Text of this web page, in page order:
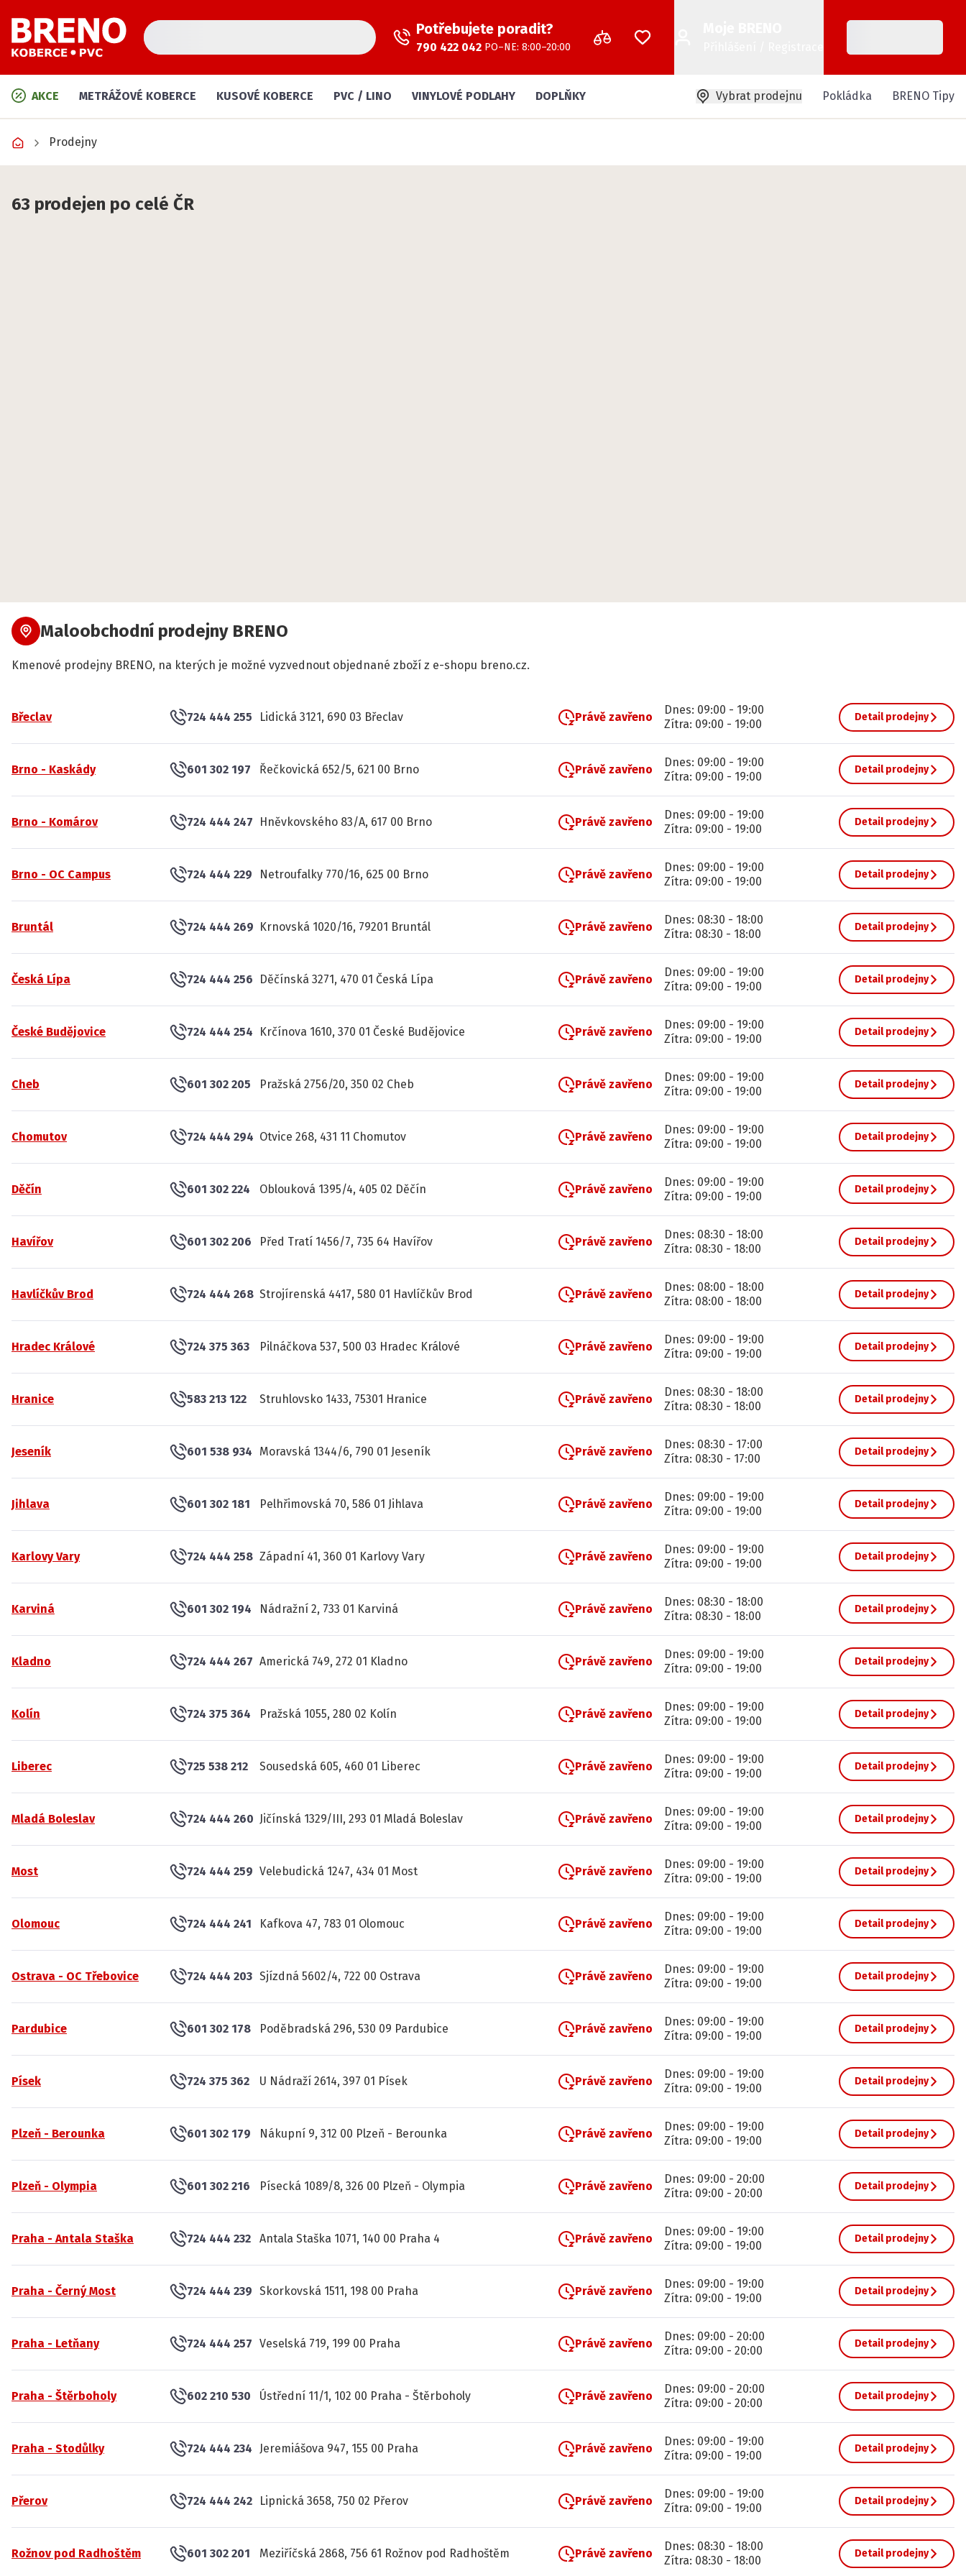
Potřebujete poradit?
790 422 042 PO–NE: 8:00–20:00
AKCE METRÁŽOVÉ KOBERCE KUSOVÉ KOBERCE PVC / LINO VINYLOVÉ PODLAHY DOPLŇKY Vybrat prodejnu Pokládka BRENO Tipy
Koberce, PVC a vinyl – největší výběr v ČR - Breno, podlaha dělá domov
Prodejny
63 prodejen po celé ČR
Maloobchodní prodejny BRENO
Kmenové prodejny BRENO, na kterých je možné vyzvednout objednané zboží z e-shopu breno.cz.
Břeclav 724 444 255 Lidická 3121, 690 03 Břeclav Právě zavřeno
Dnes: 09:00 - 19:00
Zítra: 09:00 - 19:00
Detail prodejny
Brno - Kaskády 601 302 197 Řečkovická 652/5, 621 00 Brno Právě zavřeno
Dnes: 09:00 - 19:00
Zítra: 09:00 - 19:00
Detail prodejny
Brno - Komárov 724 444 247 Hněvkovského 83/A, 617 00 Brno Právě zavřeno
Dnes: 09:00 - 19:00
Zítra: 09:00 - 19:00
Detail prodejny
Brno - OC Campus 724 444 229 Netroufalky 770/16, 625 00 Brno Právě zavřeno
Dnes: 09:00 - 19:00
Zítra: 09:00 - 19:00
Detail prodejny
Bruntál 724 444 269 Krnovská 1020/16, 79201 Bruntál Právě zavřeno
Dnes: 08:30 - 18:00
Zítra: 08:30 - 18:00
Detail prodejny
Česká Lípa 724 444 256 Děčínská 3271, 470 01 Česká Lípa Právě zavřeno
Dnes: 09:00 - 19:00
Zítra: 09:00 - 19:00
Detail prodejny
České Budějovice 724 444 254 Krčínova 1610, 370 01 České Budějovice Právě zavřeno
Dnes: 09:00 - 19:00
Zítra: 09:00 - 19:00
Detail prodejny
Cheb 601 302 205 Pražská 2756/20, 350 02 Cheb Právě zavřeno
Dnes: 09:00 - 19:00
Zítra: 09:00 - 19:00
Detail prodejny
Chomutov 724 444 294 Otvice 268, 431 11 Chomutov Právě zavřeno
Dnes: 09:00 - 19:00
Zítra: 09:00 - 19:00
Detail prodejny
Děčín 601 302 224 Oblouková 1395/4, 405 02 Děčín Právě zavřeno
Dnes: 09:00 - 19:00
Zítra: 09:00 - 19:00
Detail prodejny
Havířov 601 302 206 Před Tratí 1456/7, 735 64 Havířov Právě zavřeno
Dnes: 08:30 - 18:00
Zítra: 08:30 - 18:00
Detail prodejny
Havlíčkův Brod 724 444 268 Strojírenská 4417, 580 01 Havlíčkův Brod Právě zavřeno
Dnes: 08:00 - 18:00
Zítra: 08:00 - 18:00
Detail prodejny
Hradec Králové 724 375 363 Pilnáčkova 537, 500 03 Hradec Králové Právě zavřeno
Dnes: 09:00 - 19:00
Zítra: 09:00 - 19:00
Detail prodejny
Hranice 583 213 122 Struhlovsko 1433, 75301 Hranice Právě zavřeno
Dnes: 08:30 - 18:00
Zítra: 08:30 - 18:00
Detail prodejny
Jeseník 601 538 934 Moravská 1344/6, 790 01 Jeseník Právě zavřeno
Dnes: 08:30 - 17:00
Zítra: 08:30 - 17:00
Detail prodejny
Jihlava 601 302 181 Pelhřimovská 70, 586 01 Jihlava Právě zavřeno
Dnes: 09:00 - 19:00
Zítra: 09:00 - 19:00
Detail prodejny
Karlovy Vary 724 444 258 Západní 41, 360 01 Karlovy Vary Právě zavřeno
Dnes: 09:00 - 19:00
Zítra: 09:00 - 19:00
Detail prodejny
Karviná 601 302 194 Nádražní 2, 733 01 Karviná Právě zavřeno
Dnes: 08:30 - 18:00
Zítra: 08:30 - 18:00
Detail prodejny
Kladno 724 444 267 Americká 749, 272 01 Kladno Právě zavřeno
Dnes: 09:00 - 19:00
Zítra: 09:00 - 19:00
Detail prodejny
Kolín 724 375 364 Pražská 1055, 280 02 Kolín Právě zavřeno
Dnes: 09:00 - 19:00
Zítra: 09:00 - 19:00
Detail prodejny
Liberec 725 538 212 Sousedská 605, 460 01 Liberec Právě zavřeno
Dnes: 09:00 - 19:00
Zítra: 09:00 - 19:00
Detail prodejny
Mladá Boleslav 724 444 260 Jičínská 1329/III, 293 01 Mladá Boleslav Právě zavřeno
Dnes: 09:00 - 19:00
Zítra: 09:00 - 19:00
Detail prodejny
Most 724 444 259 Velebudická 1247, 434 01 Most Právě zavřeno
Dnes: 09:00 - 19:00
Zítra: 09:00 - 19:00
Detail prodejny
Olomouc 724 444 241 Kafkova 47, 783 01 Olomouc Právě zavřeno
Dnes: 09:00 - 19:00
Zítra: 09:00 - 19:00
Detail prodejny
Ostrava - OC Třebovice 724 444 203 Sjízdná 5602/4, 722 00 Ostrava Právě zavřeno
Dnes: 09:00 - 19:00
Zítra: 09:00 - 19:00
Detail prodejny
Pardubice 601 302 178 Poděbradská 296, 530 09 Pardubice Právě zavřeno
Dnes: 09:00 - 19:00
Zítra: 09:00 - 19:00
Detail prodejny
Písek 724 375 362 U Nádraží 2614, 397 01 Písek Právě zavřeno
Dnes: 09:00 - 19:00
Zítra: 09:00 - 19:00
Detail prodejny
Plzeň - Berounka 601 302 179 Nákupní 9, 312 00 Plzeň - Berounka Právě zavřeno
Dnes: 09:00 - 19:00
Zítra: 09:00 - 19:00
Detail prodejny
Plzeň - Olympia 601 302 216 Písecká 1089/8, 326 00 Plzeň - Olympia Právě zavřeno
Dnes: 09:00 - 20:00
Zítra: 09:00 - 20:00
Detail prodejny
Praha - Antala Staška 724 444 232 Antala Staška 1071, 140 00 Praha 4 Právě zavřeno
Dnes: 09:00 - 19:00
Zítra: 09:00 - 19:00
Detail prodejny
Praha - Černý Most 724 444 239 Skorkovská 1511, 198 00 Praha Právě zavřeno
Dnes: 09:00 - 19:00
Zítra: 09:00 - 19:00
Detail prodejny
Praha - Letňany 724 444 257 Veselská 719, 199 00 Praha Právě zavřeno
Dnes: 09:00 - 20:00
Zítra: 09:00 - 20:00
Detail prodejny
Praha - Štěrboholy 602 210 530 Ústřední 11/1, 102 00 Praha - Štěrboholy Právě zavřeno
Dnes: 09:00 - 20:00
Zítra: 09:00 - 20:00
Detail prodejny
Praha - Stodůlky 724 444 234 Jeremiášova 947, 155 00 Praha Právě zavřeno
Dnes: 09:00 - 19:00
Zítra: 09:00 - 19:00
Detail prodejny
Přerov 724 444 242 Lipnická 3658, 750 02 Přerov Právě zavřeno
Dnes: 09:00 - 19:00
Zítra: 09:00 - 19:00
Detail prodejny
Rožnov pod Radhoštěm 601 302 201 Meziříčská 2868, 756 61 Rožnov pod Radhoštěm Právě zavřeno
Dnes: 08:30 - 18:00
Zítra: 08:30 - 18:00
Detail prodejny